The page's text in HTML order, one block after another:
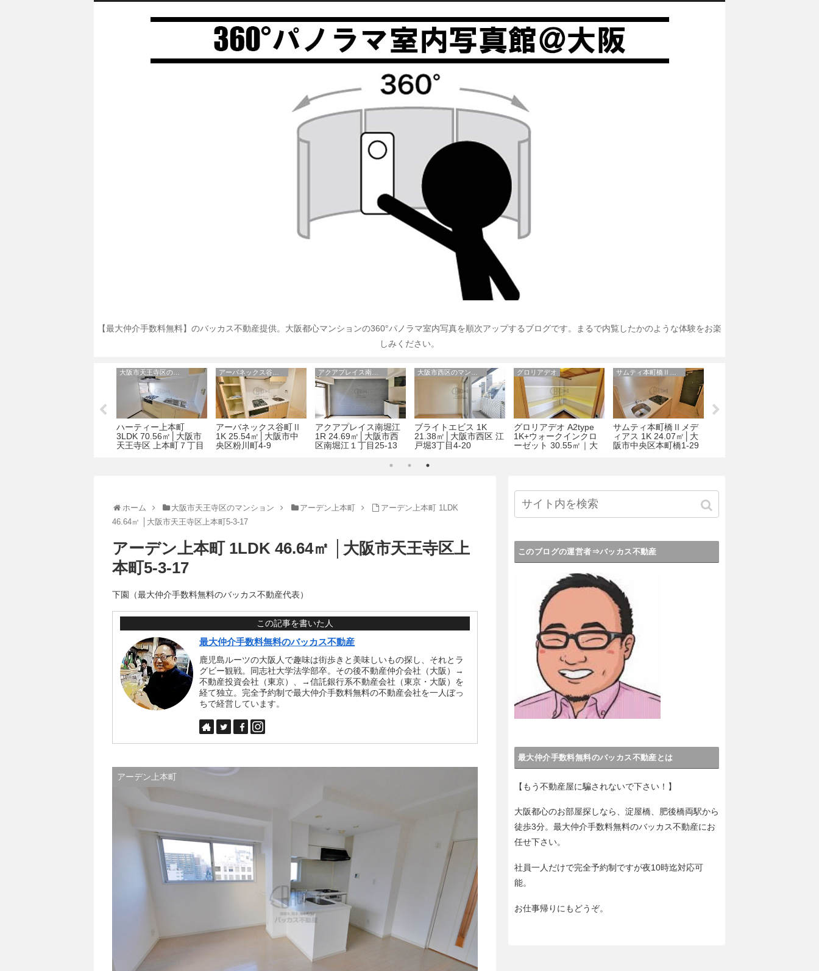
【最大仲介手数料無料】のバッカス不動産提供。大阪都心マンションの360°パノラマ室内写真を順次アップするブログです。まるで内覧したかのような体験をお楽
しみください。
ハーティー上本町
3LDK 70.56㎡│大阪市
天王寺区 上本町７丁目
アーバネックス谷町Ⅱ
1K 25.54㎡│大阪市中
央区粉川町4-9
アクアプレイス南堀江
1R 24.69㎡│大阪市西
区南堀江１丁目25-13
ブライトエビス 1K
21.38㎡│大阪市西区 江
戸堀3丁目4-20
グロリアデオ
グロリアデオ A2type
1K+ウォークインクロ
ーゼット 30.55㎡｜大
サムティ本町橋Ⅱメデ
ィアス 1K 24.07㎡│大
阪市中央区本町橋1-29
ホーム 大阪市天王寺区のマンション アーデン上本町
アーデン上本町 1LDK
46.64㎡ │大阪市天王寺区上本町5-3-17
アーデン上本町 1LDK 46.64㎡ │大阪市天王寺区上
本町5-3-17
下園（最大仲介手数料無料のバッカス不動産代表）
この記事を書いた人
最大仲介手数料無料のバッカス不動産
鹿児島ルーツの大阪人で趣味は街歩きと美味しいもの探し、それとラ
グビー観戦。同志社大学法学部卒。その後不動産仲介会社（大阪）→
不動産投資会社（東京）、→信託銀行系不動産会社（東京・大阪）を
経て独立。完全予約制で最大仲介手数料無料の不動産会社を一人ぼっ
ちで経営しています。
アーデン上本町
このブログの運営者⇒バッカス不動産
最大仲介手数料無料のバッカス不動産とは
【もう不動産屋に騙されないで下さい！】
大阪都心のお部屋探しなら、淀屋橋、肥後橋両駅から
徒歩3分。最大仲介手数料無料のバッカス不動産にお
任せ下さい。
社員一人だけで完全予約制ですが夜10時迄対応可
能。
お仕事帰りにもどうぞ。